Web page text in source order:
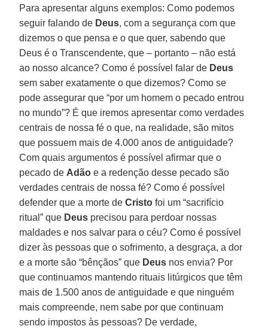
Para apresentar alguns exemplos: Como podemos
seguir falando de Deus, com a segurança com que
dizemos o que pensa e o que quer, sabendo que
Deus é o Transcendente, que – portanto – não está
ao nosso alcance? Como é possível falar de Deus
sem saber exatamente o que dizemos? Como se
pode assegurar que “por um homem o pecado entrou
no mundo”? É que iremos apresentar como verdades
centrais de nossa fé o que, na realidade, são mitos
que possuem mais de 4.000 anos de antiguidade?
Com quais argumentos é possível afirmar que o
pecado de Adão e a redenção desse pecado são
verdades centrais de nossa fé? Como é possível
defender que a morte deCristo foi um “sacrifício
ritual” que Deus precisou para perdoar nossas
maldades e nos salvar para o céu? Como é possível
dizer às pessoas que o sofrimento, a desgraça, a dor
e a morte são “bênçãos” que Deus nos envia? Por
que continuamos mantendo rituais litúrgicos que têm
mais de 1.500 anos de antiguidade e que ninguém
mais compreende, nem sabe por que continuam
sendo impostos às pessoas? De verdade,